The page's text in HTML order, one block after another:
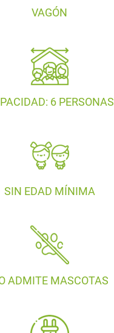
VAGÓN
6 PERSONAS
SIN EDAD MÍNIMA
ADMITE MASCOTAS